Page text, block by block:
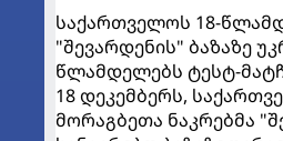
საქართველოს 18-
"შევარდენის" ბაზაზე
წლამდელებს ტესტ-
18 დეკემბერს,
მორაგბეთა ნაკრებმა